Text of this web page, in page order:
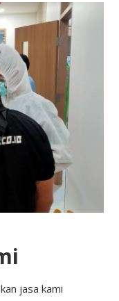
jasa kami